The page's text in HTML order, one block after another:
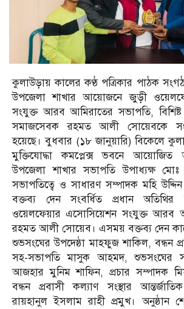
কুলাউড়ায় কালের কণ্ঠ পত্রিকার পাঠক
উপজেলা শাখার আয়োজনে জুড়ী
সংযুক্ত আরব আমিরাতের সভাপতি, বিশিষ্ট
সমাজসেবক রহমত আলী সোয়েবকে
হয়েছে। বুধবার (১৮ জানুয়ারি) বিকেলে
মুক্তিযোদ্ধা কমপ্লেক্স ভবনে আয়োজিত
উপজেলা শাখার সভাপতি উপাধ্যক্ষ
সভাপতিত্বে ও সাধারণ সম্পাদক মহি
বক্তব্য দেন সংবর্ধিত প্রধান
ওয়েলফেয়ার এসোসিয়েশন সংযুক্ত আরব
রহমত আলী সোয়েব। এসময় বক্তব্য দেন
শুভসংঘের উপদেষ্ঠা মাহফুজ শাকিল, বন্ধন
সহ-সভাপতি মাসুক আহমদ, শুভসংঘের
আজহার মুনিম শাফিন, প্রচার সম্পাদক
বন্ধন প্রবাসী কল্যাণ সংস্থার
রায়হানুল ইসলাম রাহী প্রমুখ। অনুষ্ঠান